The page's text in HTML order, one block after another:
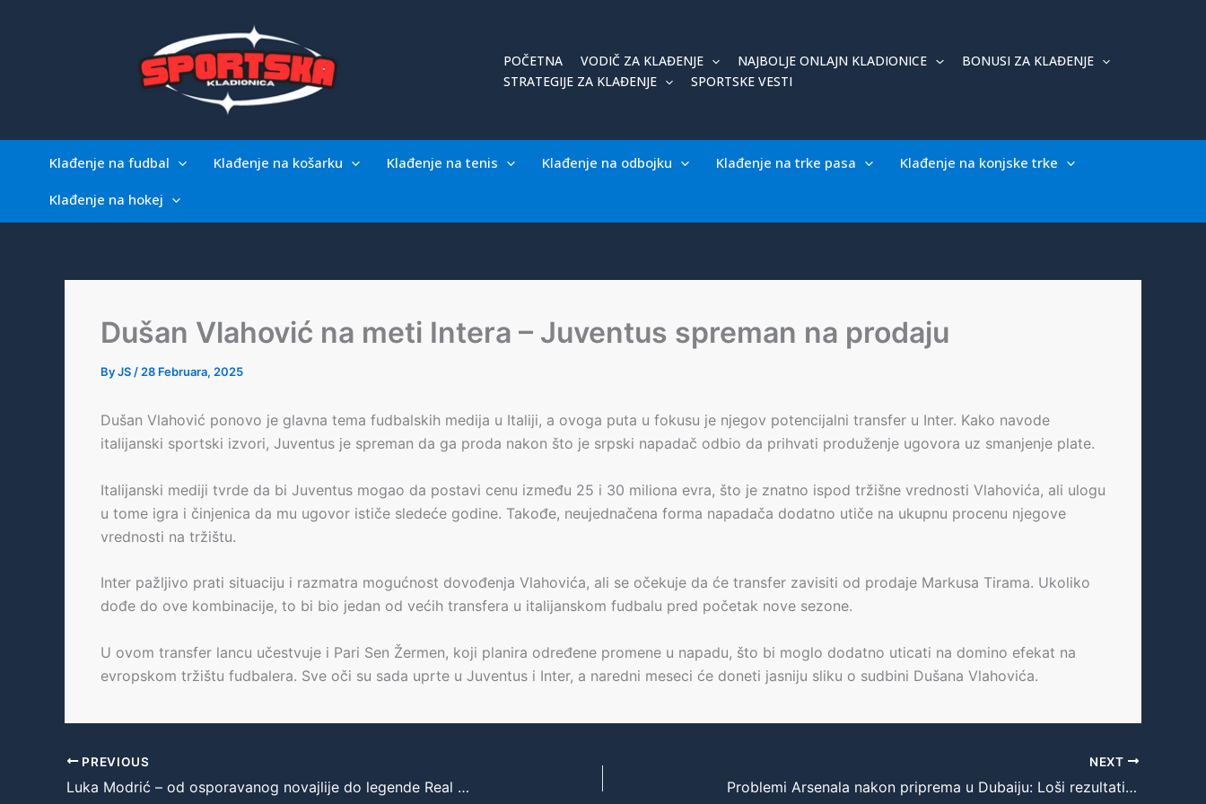
POČETNA VODIČ ZA KLAĐENJE NAJBOLJE ONLAJN KLADIONICE
BONUSI ZA KLAĐENJE
STRATEGIJE ZA KLAĐENJE
SPORTSKE VESTI
Klađenje na fudbal Klađenje na košarku Klađenje na tenis Klađenje na odbojku Klađenje na trke pasa Klađenje na konjske trke
Klađenje na hokej
Dušan Vlahović na meti Intera – Juventus spreman na prodaju
ByJS / 28 Februara, 2025
Dušan Vlahović ponovo je glavna tema fudbalskih medija u Italiji, a ovoga puta u fokusu je njegov potencijalni transfer u Inter. Kako navode
italijanski sportski izvori, Juventus je spreman da ga proda nakon što je srpski napadač odbio da prihvati produženje ugovora uz smanjenje plate.
Italijanski mediji tvrde da bi Juventus mogao da postavi cenu između 25 i 30 miliona evra, što je znatno ispod tržišne vrednosti Vlahovića, ali ulogu
u tome igra i činjenica da mu ugovor ističe sledeće godine. Takođe, neujednačena forma napadača dodatno utiče na ukupnu procenu njegove
vrednosti na tržištu.
Inter pažljivo prati situaciju i razmatra mogućnost dovođenja Vlahovića, ali se očekuje da će transfer zavisiti od prodaje Markusa Tirama. Ukoliko
dođe do ove kombinacije, to bi bio jedan od većih transfera u italijanskom fudbalu pred početak nove sezone.
U ovom transfer lancu učestvuje i Pari Sen Žermen, koji planira određene promene u napadu, što bi moglo dodatno uticati na domino efekat na
evropskom tržištu fudbalera. Sve oči su sada uprte u Juventus i Inter, a naredni meseci će doneti jasniju sliku o sudbini Dušana Vlahovića.
PREVIOUS
Luka Modrić – od osporavanog novajlije do legende Real Madrida
NEXT
Problemi Arsenala nakon priprema u Dubaiju: Loši rezultati i promašena transfer politika